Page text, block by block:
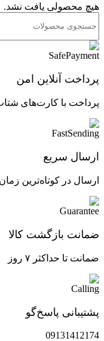
هیچ محصولی یافت نشد.
پرداخت آنلاین امن
پرداخت با کارت‌های
ارسال سریع
ارسال در کوتاه‌ترین زمان
ضمانت بازگشت کالا
ضمانت تا حداکثر ۷ روز
پشتیبانی پاسخ‌گو
09131412174